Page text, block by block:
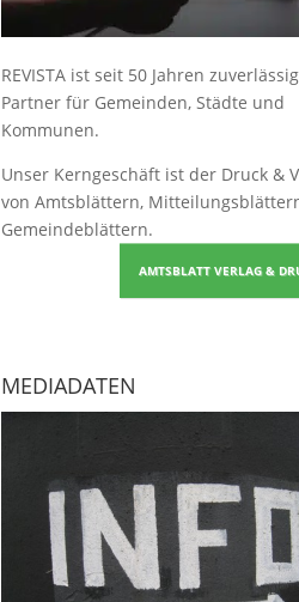
REVISTA ist seit 50 Jahren
Partner für Gemeinden, Städte und
Kommunen.
Unser Kerngeschäft ist der Druck &
von Amtsblättern,
Gemeindeblättern.
AMTSBLATT VERLAG &
MEDIADATEN